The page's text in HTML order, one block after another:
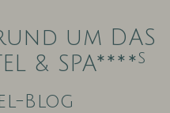
um DAS
& SPA****s
Blog